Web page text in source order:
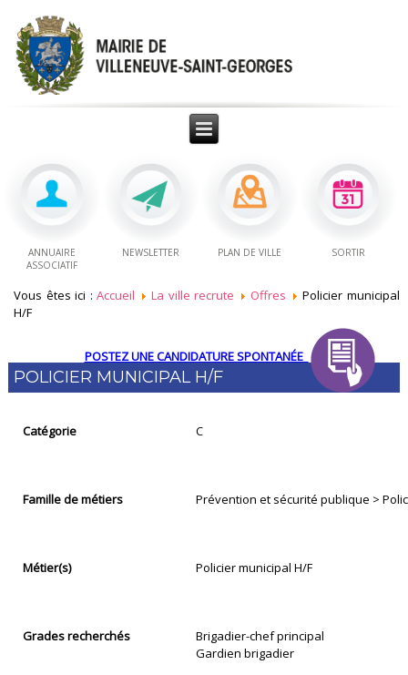
ANNUAIRE
ASSOCIATIF
NEWSLETTER PLAN DE VILLE SORTIR
Vous êtes ici :Accueil La ville recrute Offres
Policier municipal
H/F
POSTEZ UNE CANDIDATURE SPONTANÉE
POLICIER MUNICIPAL H/F
Catégorie C
Famille de métiers Prévention et sécurité publique >
Métier(s) Policier municipal H/F
Grades recherchés
Brigadier-chef principal
Gardien brigadier